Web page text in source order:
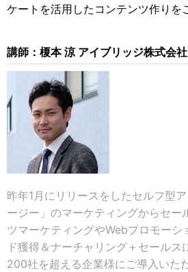
ケートを活用したコンテンツ作りを
講師：榎本 涼 アイブリッジ株式会
昨年1月にリリースをしたセルフ型
ージー」のマーケティングからセー
ツマーケティングやWebプロモーシ
ド獲得＆ナーチャリング＋セールス
200社を超える企業様にご導入いた